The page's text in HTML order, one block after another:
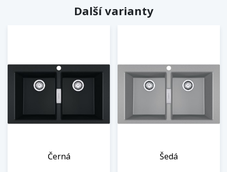
Další varianty
Černá Šedá